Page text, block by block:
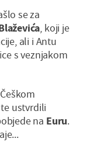
se za
, koji je
ali i Antu
s veznjakom
ustvrdili
na Euru.